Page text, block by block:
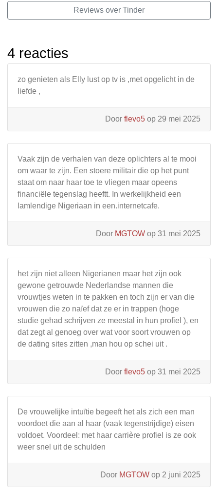
Reviews over Tinder
4 reacties
zo genieten als Elly lust op tv is ,met opgelicht in de
liefde ,
Door flevo5 op 29 mei 2025
Vaak zijn de verhalen van deze oplichters al te mooi
om waar te zijn. Een stoere militair die op het punt
staat om naar haar toe te vliegen maar opeens
financiële tegenslag heeftt. In werkelijkheid een
lamlendige Nigeriaan in een.internetcafe.
Door MGTOW op 31 mei 2025
het zijn niet alleen Nigerianen maar het zijn ook
gewone getrouwde Nederlandse mannen die
vrouwtjes weten in te pakken en toch zijn er van die
vrouwen die zo naïef dat ze er in trappen (hoge
studie gehad schrijven ze meestal in hun profiel ), en
dat zegt al genoeg over wat voor soort vrouwen op
de dating sites zitten ,man hou op schei uit .
Door flevo5 op 31 mei 2025
De vrouwelijke intuïtie begeeft het als zich een man
voordoet die aan al haar (vaak tegenstrijdige) eisen
voldoet. Voordeel: met haar carrière profiel is ze ook
weer snel uit de schulden
Door MGTOW op 2 juni 2025